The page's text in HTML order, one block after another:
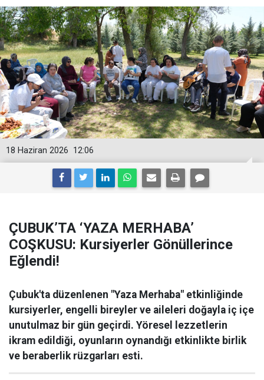
12:06
18 Haziran 2026
ÇUBUK’TA ‘YAZA MERHABA’
COŞKUSU: Kursiyerler Gönüllerince
Eğlendi!
Çubuk'ta düzenlenen "Yaza Merhaba" etkinliğinde
kursiyerler, engelli bireyler ve aileleri doğayla iç içe
unutulmaz bir gün geçirdi. Yöresel lezzetlerin
ikram edildiği, oyunların oynandığı etkinlikte birlik
ve beraberlik rüzgarları esti.